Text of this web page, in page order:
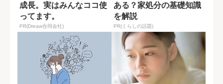
成長。実はみんなココ使
ってます。
PR(Dreaw合同会社)
ある？家処分の基礎知識
を解説
PR(くらしの話題)